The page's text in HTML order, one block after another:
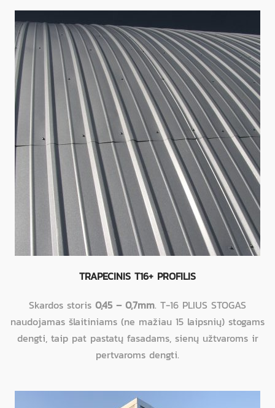
TRAPECINIS T16+ PROFILIS
Skardos storis 0,45 – 0,7mm. T-16 PLIUS STOGAS
naudojamas šlaitiniams (ne mažiau 15 laipsnių) stogams
dengti, taip pat pastatų fasadams, sienų užtvaroms ir
pertvaroms dengti.